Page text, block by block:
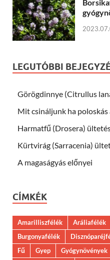
LEGUTÓBBI
Görögdinnye (Citrullus
Mit csináljunk ha poloskás
Harmatfű (Drosera)
Kürtvirág (Sarracenia)
A magaságyás előnyei
CÍMKÉK
Amarilliszfélék Aráliafélék
Burgonyafélék
Fű
Gyep Gyógynövények